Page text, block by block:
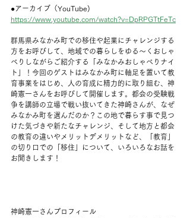
●アーカイブ（YouTube)
https://www.youtube.com/watch?v=DpRPGTtFeTc
群馬県みなかみ町での移住や起業にチャレンジする
方をお呼びして、地域での暮らしをゆる～くおしゃ
べりしながらご紹介する「みなかみおしゃべりナイ
ト」！今回のゲストはみなかみ町に軸足を置いて教
育事業をはじめ、人の育成に精力的に取り組む、神
崎憲一さんをお呼びして開催します。都会の受験戦
争を講師の立場で戦い抜いてきた神崎さんが、なぜ
みなかみ町を選んだのか？この地で暮らす事で見つ
けた気づきや新たなチャレンジ、そして地方と都会
の教育の違いやメリットデメリットなど、「教育」
の切り口での「移住」について、いろいろなお話を
お聞きします！
神崎憲一さんプロフィール